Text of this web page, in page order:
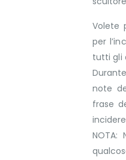
Volete
per
tutti gli
note
frase